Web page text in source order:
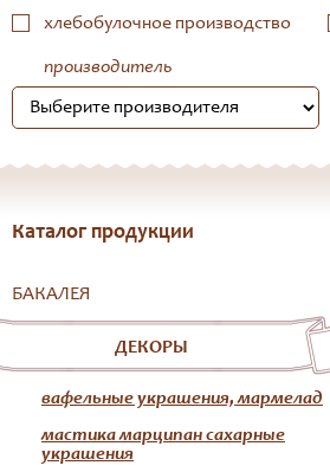
хлебобулочное производство
производитель
Каталог продукции
БАКАЛЕЯ
ДЕКОРЫ
вафельные украшения, мармелад
мастика марципан сахарные
украшения